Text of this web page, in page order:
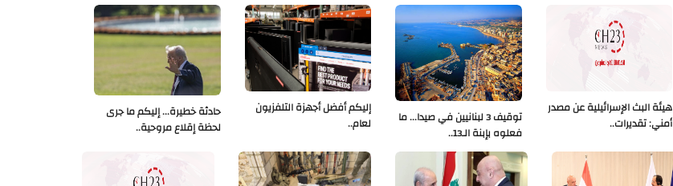
حادثة خطيرة... إليكم ما جرى
لحظة إقلاع مروحية..
إليكم أفضل أجهزة التلفزيون
لعام..
توقيف 3 لبنانيين في صيدا... ما
فعلوه بإبنة الـ13..
هيئة البث الإسرائيلية عن مصدر
أمني: تقديرات..